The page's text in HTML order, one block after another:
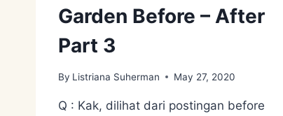
Garden Before – After
Part 3
By Listriana Suherman May 27, 2020
Q : Kak, dilihat dari postingan before